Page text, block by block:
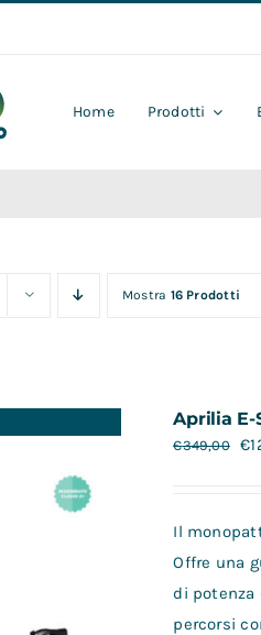
Home Prodotti
Mostra 16 Prodotti
Aprilia E-
€349,00 €
Il
Offre una
di
percorsi